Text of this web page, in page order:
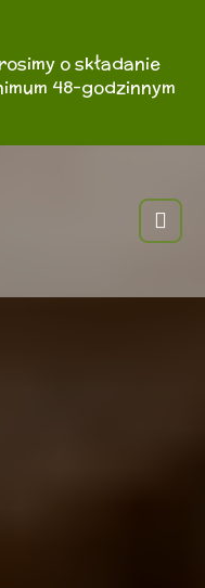
o składanie
48-godzinnym